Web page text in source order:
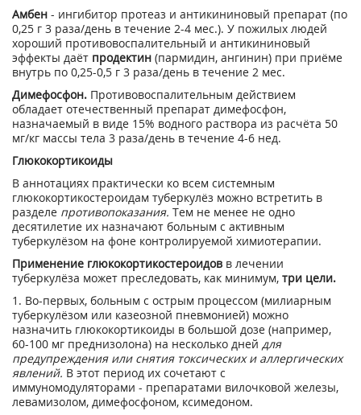
Амбен - ингибитор протеаз и антикининовый препарат (по
0,25 г 3 раза/день в течение 2-4 мес.). У пожилых людей
хороший противовоспалительный и антикининовый
эффекты даёт продектин (пармидин, ангинин) при приёме
внутрь по 0,25-0,5 г 3 раза/день в течение 2 мес.
Димефосфон. Противовоспалительным действием
обладает отечественный препарат димефосфон,
назначаемый в виде 15% водного раствора из расчёта 50
мг/кг массы тела 3 раза/день в течение 4-6 нед.
Глюкокортикоиды
В аннотациях практически ко всем системным
глюкокортикостероидам туберкулёз можно встретить в
разделе противопоказания. Тем не менее не одно
десятилетие их назначают больным с активным
туберкулёзом на фоне контролируемой химиотерапии.
Применение глюкокортикостероидов в лечении
туберкулёза может преследовать, как минимум, три цели.
1. Во-первых, больным с острым процессом (милиарным
туберкулёзом или казеозной пневмонией) можно
назначить глюкокортикоиды в большой дозе (например,
60-100 мг преднизолона) на несколько дней для
предупреждения или снятия токсических и аллергических
явлений. В этот период их сочетают с
иммуномодуляторами - препаратами вилочковой железы,
левамизолом, димефосфоном, ксимедоном.